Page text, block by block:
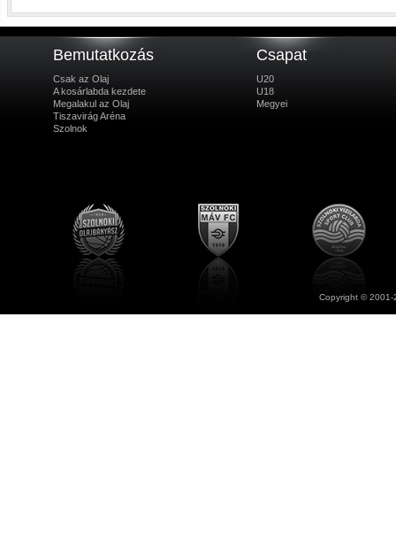
Bemutatkozás
Csak az Olaj
A kosárlabda kezdete
Megalakul az Olaj
Tiszavirág Aréna
Szolnok
Csapat
U20
U18
Megyei
Copyright ©